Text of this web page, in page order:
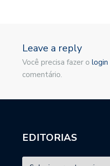
Leave a reply
Você precisa fazer o login
comentário.
EDITORIAS